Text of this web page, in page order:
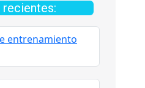
entrenamiento